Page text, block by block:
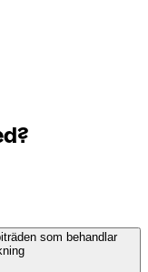
som behandlar